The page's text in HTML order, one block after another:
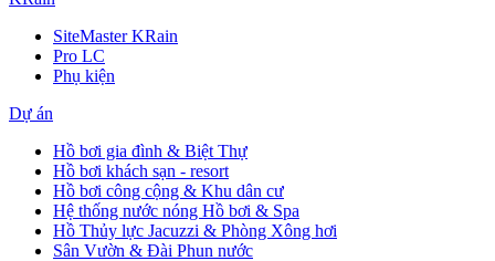
SiteMaster KRain
Pro LC
Phụ kiện
Dự án
Hồ bơi gia đình & Biệt Thự
Hồ bơi khách sạn - resort
Hồ bơi công cộng & Khu dân cư
Hệ thống nước nóng Hồ bơi & Spa
Hồ Thủy lực Jacuzzi & Phòng Xông hơi
Sân Vườn & Đài Phun nước